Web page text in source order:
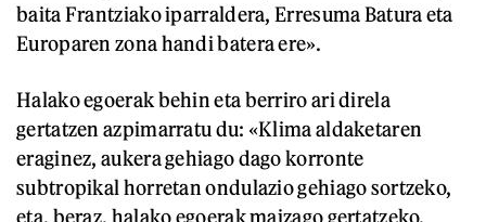
baita Frantziako iparraldera, Erresuma Batura eta
Europaren zona handi batera ere».
Halako egoerak behin eta berriro ari direla
gertatzen azpimarratu du: «Klima aldaketaren
eraginez, aukera gehiago dago korronte
subtropikal horretan ondulazio gehiago sortzeko,
eta, beraz, halako egoerak maizago gertatzeko.